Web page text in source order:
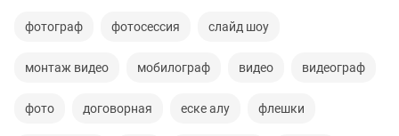
фотограф фотосессия слайд шоу
монтаж видео мобилограф видео видеограф
фото договорная еске алу флешки